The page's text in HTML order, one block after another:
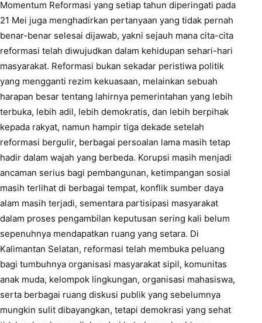
Momentum Reformasi yang setiap tahun diperingati pada
21 Mei juga menghadirkan pertanyaan yang tidak pernah
benar-benar selesai dijawab, yakni sejauh mana cita-cita
reformasi telah diwujudkan dalam kehidupan sehari-hari
masyarakat. Reformasi bukan sekadar peristiwa politik
yang mengganti rezim kekuasaan, melainkan sebuah
harapan besar tentang lahirnya pemerintahan yang lebih
terbuka, lebih adil, lebih demokratis, dan lebih berpihak
kepada rakyat, namun hampir tiga dekade setelah
reformasi bergulir, berbagai persoalan lama masih tetap
hadir dalam wajah yang berbeda. Korupsi masih menjadi
ancaman serius bagi pembangunan, ketimpangan sosial
masih terlihat di berbagai tempat, konflik sumber daya
alam masih terjadi, sementara partisipasi masyarakat
dalam proses pengambilan keputusan sering kali belum
sepenuhnya mendapatkan ruang yang setara. Di
Kalimantan Selatan, reformasi telah membuka peluang
bagi tumbuhnya organisasi masyarakat sipil, komunitas
anak muda, kelompok lingkungan, organisasi mahasiswa,
serta berbagai ruang diskusi publik yang sebelumnya
mungkin sulit dibayangkan, tetapi demokrasi yang sehat